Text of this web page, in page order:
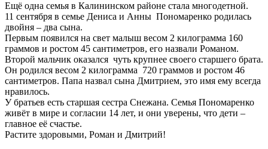
Ещё одна семья в Калининском районе стала многодетной.
11 сентября в семье Дениса и Анны Пономаренко родилась
двойня – два сына.
Первым появился на свет малыш весом 2 килограмма 160
граммов и ростом 45 сантиметров, его назвали Романом.
Второй мальчик оказался чуть крупнее своего старшего брата.
Он родился весом 2 килограмма 720 граммов и ростом 46
сантиметров. Папа назвал сына Дмитрием, это имя ему всегда
нравилось.
У братьев есть старшая сестра Снежана. Семья Пономаренко
живёт в мире и согласии 14 лет, и они уверены, что дети –
главное её счастье.
Растите здоровыми, Роман и Дмитрий!